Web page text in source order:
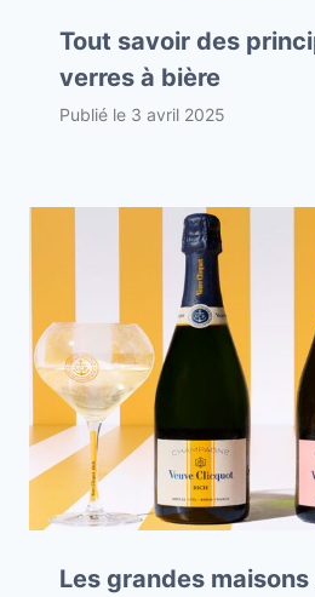
Tout savoir des
verres à bière
Publié le 3 avril 2025
Les grandes maisons